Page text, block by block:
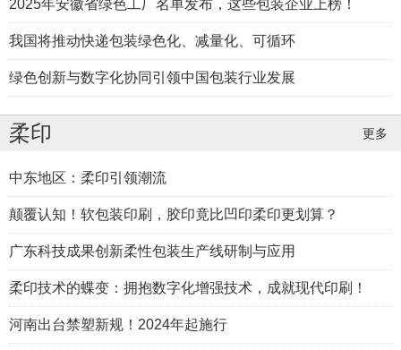
2025年安徽省绿色工厂名单发布，这些包装企业上榜！
我国将推动快递包装绿色化、减量化、可循环
绿色创新与数字化协同引领中国包装行业发展
柔印 更多
中东地区：柔印引领潮流
颠覆认知！软包装印刷，胶印竟比凹印柔印更划算？
广东科技成果创新柔性包装生产线研制与应用
柔印技术的蝶变：拥抱数字化增强技术，成就现代印刷！
河南出台禁塑新规！2024年起施行